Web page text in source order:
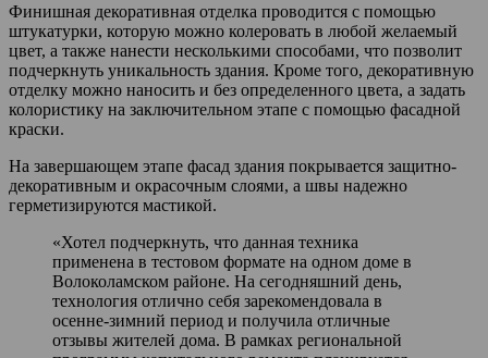
Финишная декоративная отделка проводится с помощью
штукатурки, которую можно колеровать в любой желаемый
цвет, а также нанести несколькими способами, что позволит
подчеркнуть уникальность здания. Кроме того, декоративную
отделку можно наносить и без определенного цвета, а задать
колористику на заключительном этапе с помощью фасадной
краски.
На завершающем этапе фасад здания покрывается защитно-
декоративным и окрасочным слоями, а швы надежно
герметизируются мастикой.
«Хотел подчеркнуть, что данная техника
применена в тестовом формате на одном доме в
Волоколамском районе. На сегодняшний день,
технология отлично себя зарекомендовала в
осенне-зимний период и получила отличные
отзывы жителей дома. В рамках региональной